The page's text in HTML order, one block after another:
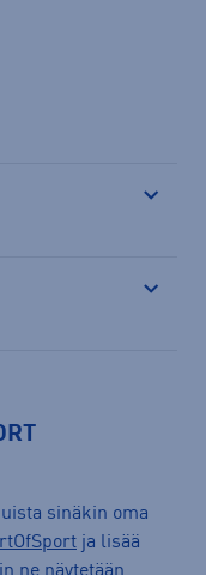
sinäkin oma
ja lisää